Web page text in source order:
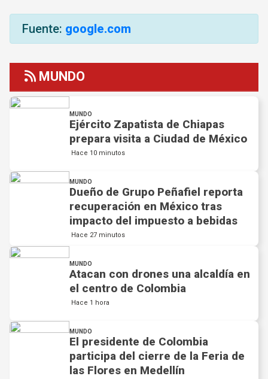
Fuente: google.com
MUNDO
MUNDO
Ejército Zapatista de Chiapas
prepara visita a Ciudad de México
Hace 10 minutos
MUNDO
Dueño de Grupo Peñafiel reporta
recuperación en México tras
impacto del impuesto a bebidas
Hace 27 minutos
MUNDO
Atacan con drones una alcaldía en
el centro de Colombia
Hace 1 hora
MUNDO
El presidente de Colombia
participa del cierre de la Feria de
las Flores en Medellín